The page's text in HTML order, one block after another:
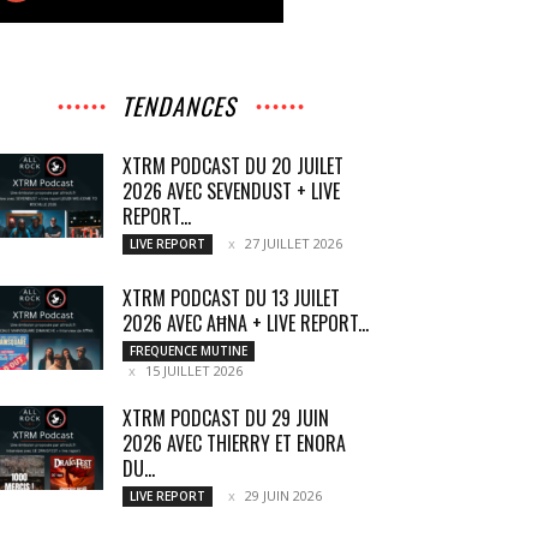
TENDANCES
XTRM PODCAST DU 20 JUILET
2026 AVEC SEVENDUST + LIVE
REPORT...
LIVE REPORT 27 JUILLET 2026
XTRM PODCAST DU 13 JUILET
2026 AVEC AĦNA + LIVE REPORT...
FREQUENCE MUTINE
15 JUILLET 2026
XTRM PODCAST DU 29 JUIN
2026 AVEC THIERRY ET ENORA
DU...
LIVE REPORT 29 JUIN 2026